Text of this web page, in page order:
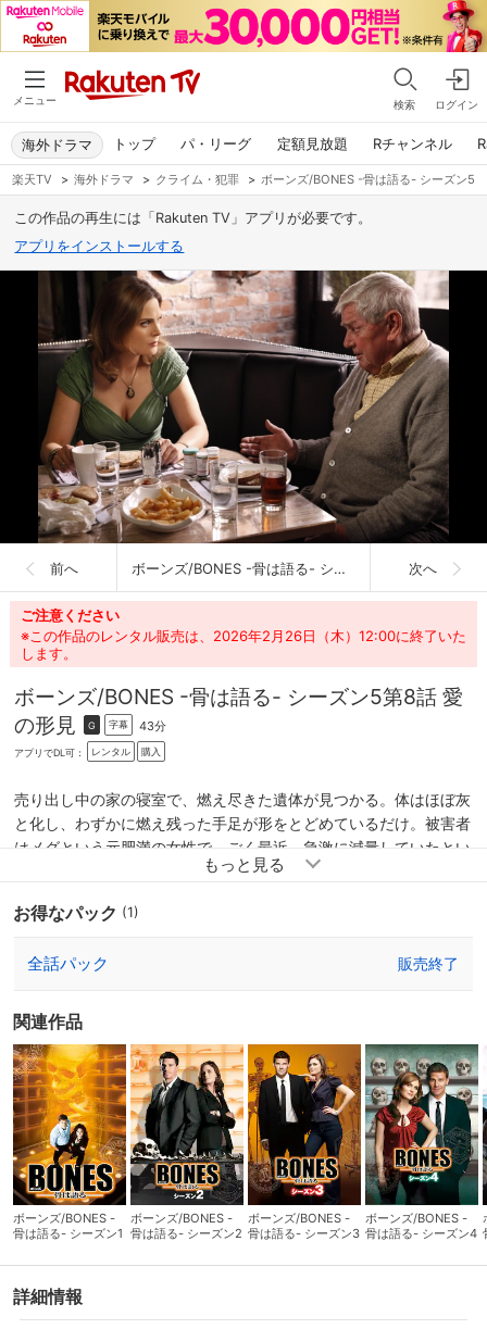
メニュー 検索 ログイン
トップ パ・リーグ 定額見放題 Rチャンネル
海外ドラマ
楽天TV > 海外ドラマ > クライム・犯罪 > ボーンズ/BONES -骨は語る- シーズン5
この作品の再生には「Rakuten TV」アプリが必要です。
アプリをインストールする
前へ ボーンズ/BONES -骨は語る- シーズン5 次へ
ご注意ください
※この作品のレンタル販売は、2026年2月26日（木）12:00に終了いた
します。
ボーンズ/BONES -骨は語る- シーズン5第8話 愛
の形見
G 字幕 43分
アプリでDL可： レンタル 購入
売り出し中の家の寝室で、燃え尽きた遺体が見つかる。体はほぼ灰
と化し、わずかに燃え残った手足が形をとどめているだけ。被害者
はメグという元肥満の女性で、ごく最近、急激に減量していたとい
う。灰の量が多いことから、ブレナンたちは被害者がもう1人いる
いたことが分かる。
お得なパック (1)
全話パック 販売終了
関連作品
ボーンズ/BONES -
骨は語る- シーズン1
ボーンズ/BONES -
骨は語る- シーズン2
ボーンズ/BONES -
骨は語る- シーズン3
ボーンズ/BONES -
骨は語る- シーズン4
詳細情報